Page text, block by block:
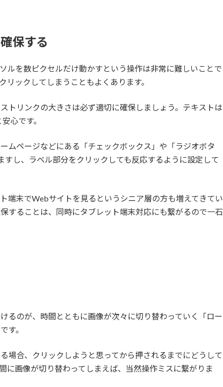
保する
ルを数ピクセルだけ動かすという操作は非常に難しいことで
リックしてしまうこともよくあります。
トリンクの大きさは必ず適切に確保しましょう。テキストは
心です。
ムページなどにある「チェックボックス」や「ラジオボタ
すし、ラベル部分をクリックしても反応するように設定して
端末でWebサイトを見るというシニア層の方も増えてきてい
することは、同時にタブレット端末対応にも繋がるので一石
るのが、時間とともに画像が次々に切り替わっていく「ロー
す。
場合、クリックしようと思ってから押されるまでにどうして
に画像が切り替わってしまえば、当然操作ミスに繋がりま